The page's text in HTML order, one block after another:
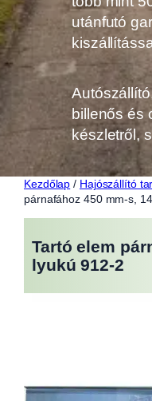
utánfutó
billenős és
készletről,
Kezdőlap / Hajószállító
párnafához 450 mm-s,
Tartó elem
lyukú 912-2